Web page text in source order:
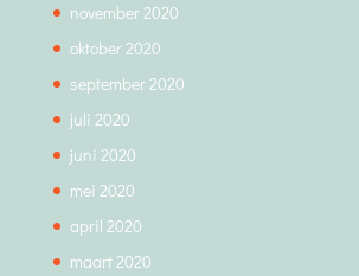
november 2020
oktober 2020
september 2020
juli 2020
juni 2020
mei 2020
april 2020
maart 2020